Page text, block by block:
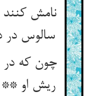
نامش
سالوس در
چون که در
ریش او **